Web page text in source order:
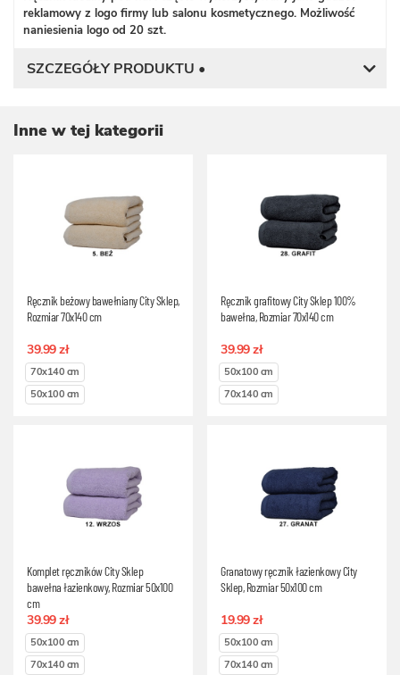
reklamowy z logo firmy lub salonu kosmetycznego. Możliwość
naniesienia logo od 20 szt.
SZCZEGÓŁY PRODUKTU •
Inne w tej kategorii
Ręcznik beżowy bawełniany City Sklep,
Rozmiar 70x140 cm
39.99 zł
70x140 cm
50x100 cm
Ręcznik grafitowy City Sklep 100%
bawełna, Rozmiar 70x140 cm
39.99 zł
50x100 cm
70x140 cm
Komplet ręczników City Sklep
bawełna łazienkowy, Rozmiar 50x100
cm
39.99 zł
50x100 cm
70x140 cm
Granatowy ręcznik łazienkowy City
Sklep, Rozmiar 50x100 cm
19.99 zł
50x100 cm
70x140 cm